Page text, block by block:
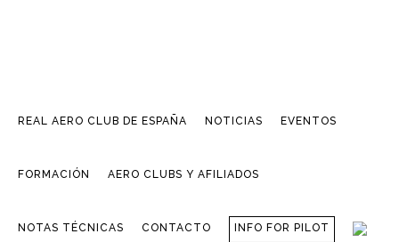
REAL AERO CLUB DE ESPAÑA NOTICIAS EVENTOS
FORMACIÓN AERO CLUBS Y AFILIADOS
NOTAS TÉCNICAS CONTACTO INFO FOR PILOT